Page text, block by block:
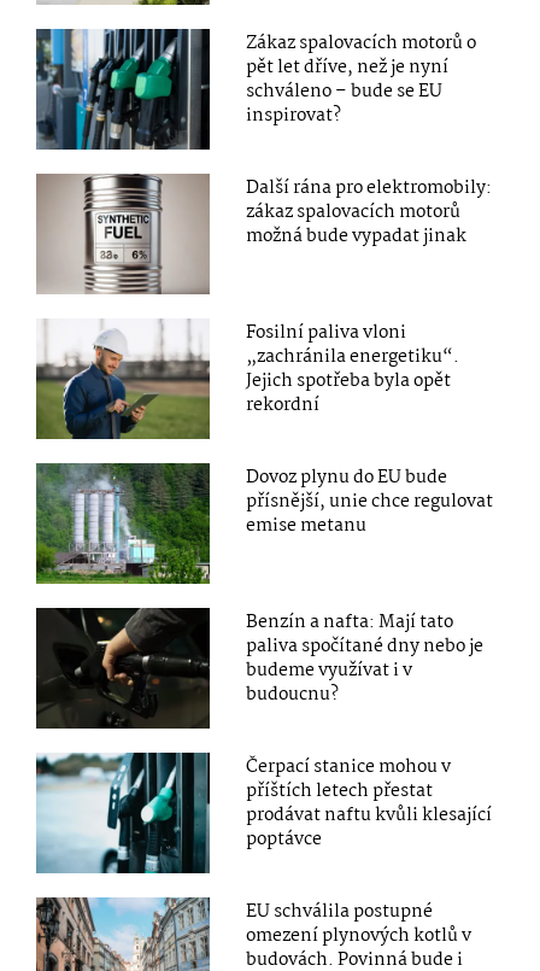
Zákaz spalovacích motorů o
pět let dříve, než je nyní
schváleno – bude se EU
inspirovat?
Další rána pro elektromobily:
zákaz spalovacích motorů
možná bude vypadat jinak
Fosilní paliva vloni
„zachránila energetiku“.
Jejich spotřeba byla opět
rekordní
Dovoz plynu do EU bude
přísnější, unie chce regulovat
emise metanu
Benzín a nafta: Mají tato
paliva spočítané dny nebo je
budeme využívat i v
budoucnu?
Čerpací stanice mohou v
příštích letech přestat
prodávat naftu kvůli klesající
poptávce
EU schválila postupné
omezení plynových kotlů v
budovách. Povinná bude i